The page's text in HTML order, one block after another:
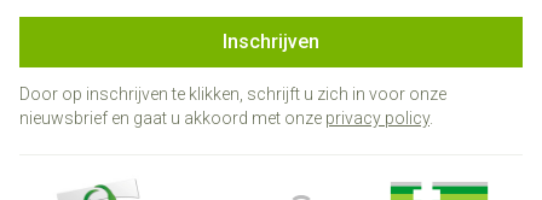
Inschrijven
Door op inschrijven te klikken, schrijft u zich in voor onze
nieuwsbrief en gaat u akkoord met onze privacy policy.